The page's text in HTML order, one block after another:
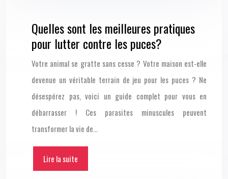
Quelles sont les meilleures pratiques
pour lutter contre les puces?
Votre animal se gratte sans cesse ? Votre maison est-elle
devenue un véritable terrain de jeu pour les puces ? Ne
désespérez pas, voici un guide complet pour vous en
débarrasser ! Ces parasites minuscules peuvent
transformer la vie de…
Lire la suite